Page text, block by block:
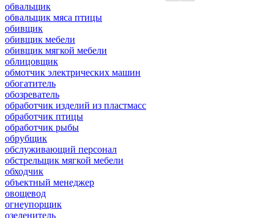
обвальщик
обвальщик мяса птицы
обивщик
обивщик мебели
обивщик мягкой мебели
облицовщик
обмотчик электрических машин
обогатитель
обозреватель
обработчик изделий из пластмасс
обработчик птицы
обработчик рыбы
обрубщик
обслуживающий персонал
обстрельщик мягкой мебели
обходчик
объектный менеджер
овощевод
огнеупорщик
озеленитель